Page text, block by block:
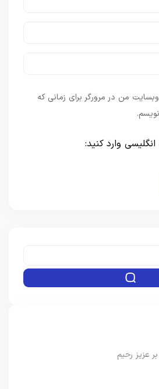
من در مرورگر برای زمانی که
وارد کنید:
عزیز رحیم